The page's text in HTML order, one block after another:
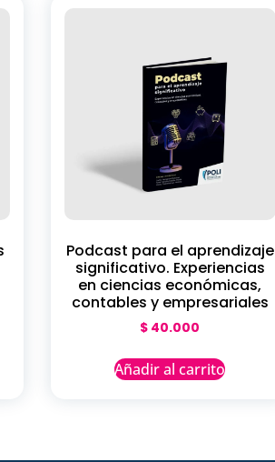
Podcast para el aprendizaje
significativo. Experiencias
en ciencias económicas,
contables y empresariales
$ 40.000
Añadir al carrito